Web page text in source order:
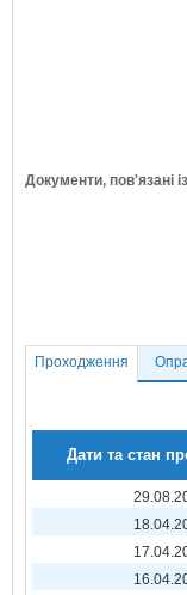
Документи, пов'язані
Проходження
Дати та стан